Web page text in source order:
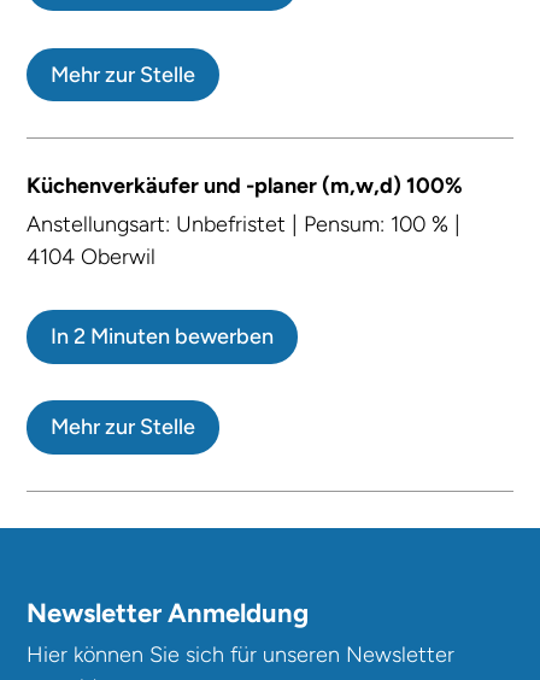
Mehr zur Stelle
Küchenverkäufer und -planer (m,w,d) 100%
Anstellungsart: Unbefristet | Pensum: 100 % |
4104 Oberwil
In 2 Minuten bewerben
Mehr zur Stelle
Newsletter Anmeldung
Hier können Sie sich für unseren Newsletter